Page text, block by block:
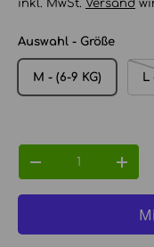
inkl. MwSt. Versand
Auswahl - Größe
M - (6-9 KG) L
MENGE